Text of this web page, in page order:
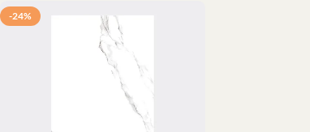
Toevoegen aan winkelwagen
-24%